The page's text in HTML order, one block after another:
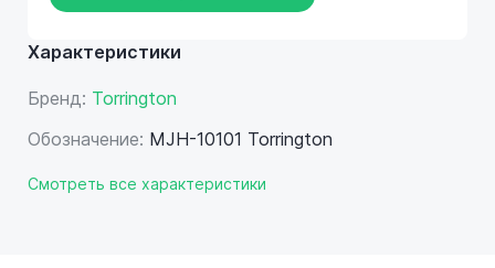
Характеристики
Бренд: Torrington
Обозначение: MJH-10101 Torrington
Смотреть все характеристики